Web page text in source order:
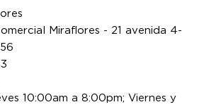
Miraflores - 21 avenida 4-
10:00am a 8:00pm; Viernes y